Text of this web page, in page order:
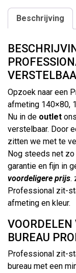
Beschrijving
Opzoek naar een
afmeting 140×80,
Nu in de outlet
verstelbaar. Door
zitten we met te
Nog steeds net
garantie en fijn in
voordeligere prijs.
Professional zit-
afmeting en kleur.
BUREAU
Professional zit-
bureau met een